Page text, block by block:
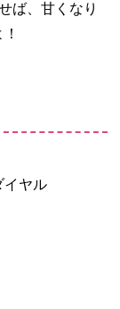
ば、甘くなり
イヤル